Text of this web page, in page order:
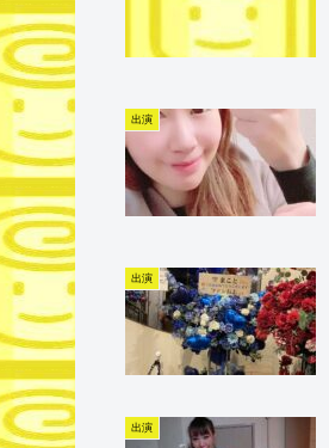
出演
出演
出演